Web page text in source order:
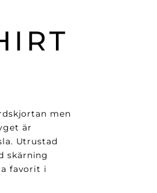
men
är
Utrustad
skärning
favorit i